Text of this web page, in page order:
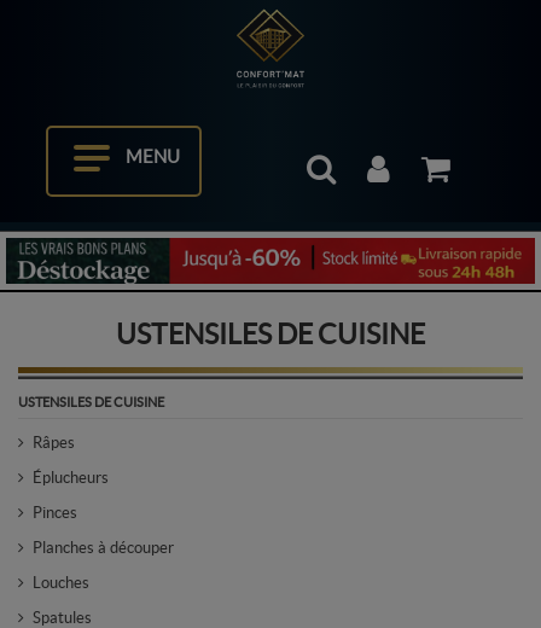
MENU
USTENSILES DE CUISINE
USTENSILES DE CUISINE
Râpes
Éplucheurs
Pinces
Planches à découper
Louches
Spatules